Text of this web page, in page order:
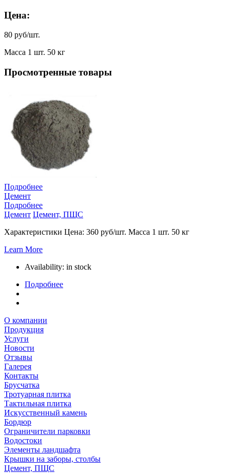
Цена:
80 руб/шт.
Масса 1 шт. 50 кг
Просмотренные товары
Подробнее
Цемент
Подробнее
Цемент Цемент, ПЩС
Характеристики Цена: 360 руб/шт. Масса 1 шт. 50 кг
Learn More
Availability: in stock
Подробнее
О компании
Продукция
Услуги
Новости
Отзывы
Галерея
Контакты
Брусчатка
Тротуарная плитка
Тактильная плитка
Искусственный камень
Бордюр
Ограничители парковки
Водостоки
Элементы ландшафта
Крышки на заборы, столбы
Цемент, ПЩС